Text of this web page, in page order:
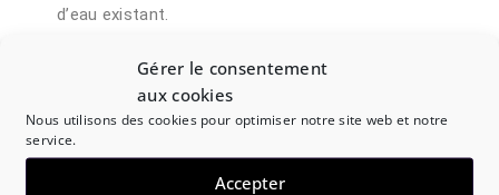
Gérer le consentement
aux cookies
Nous utilisons des cookies pour optimiser notre site web et notre
service.
Accepter
d’eau existant.
exactement comme la pompe à chaleur air eau,
cependant elle produit également le froid
(climatisation) et ne passe pas par vos radiateurs
mais par des unités (splits) installés par la même